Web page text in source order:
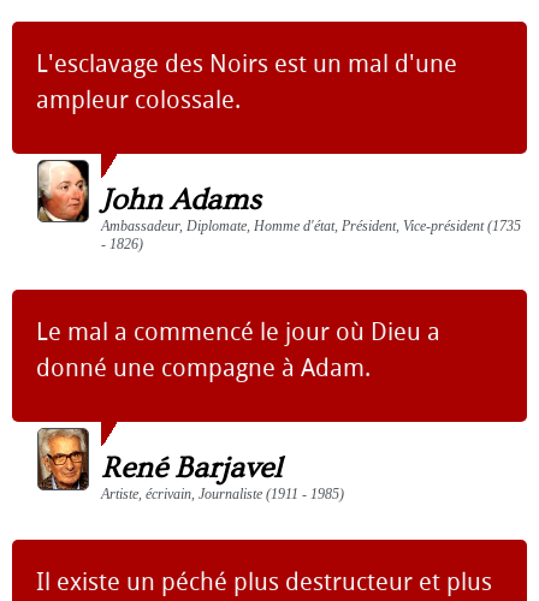
L'esclavage des Noirs est un mal d'une
ampleur colossale.
John Adams
Ambassadeur, Diplomate, Homme d'état, Président, Vice-président (1735
- 1826)
Le mal a commencé le jour où Dieu a
donné une compagne à Adam.
René Barjavel
Artiste, écrivain, Journaliste (1911 - 1985)
Il existe un péché plus destructeur et plus